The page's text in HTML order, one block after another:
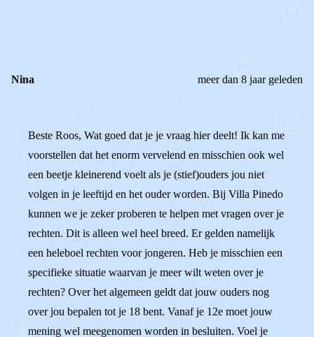
Nina meer dan 8 jaar geleden
Beste Roos, Wat goed dat je je vraag hier deelt! Ik kan me
voorstellen dat het enorm vervelend en misschien ook wel
een beetje kleinerend voelt als je (stief)ouders jou niet
volgen in je leeftijd en het ouder worden. Bij Villa Pinedo
kunnen we je zeker proberen te helpen met vragen over je
rechten. Dit is alleen wel heel breed. Er gelden namelijk
een heleboel rechten voor jongeren. Heb je misschien een
specifieke situatie waarvan je meer wilt weten over je
rechten? Over het algemeen geldt dat jouw ouders nog
over jou bepalen tot je 18 bent. Vanaf je 12e moet jouw
mening wel meegenomen worden in besluiten. Voel je